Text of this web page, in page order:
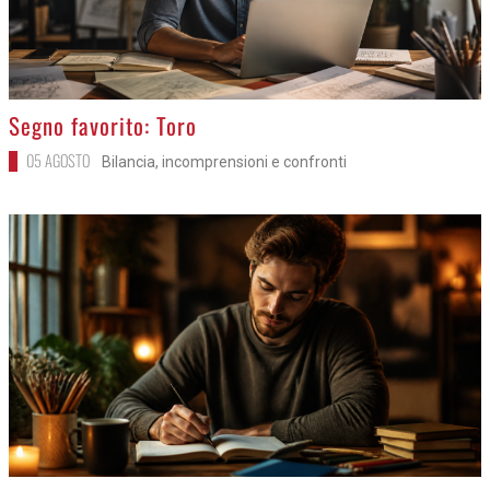
>
Segno favorito: Toro
05 AGOSTO Bilancia, incomprensioni e confronti